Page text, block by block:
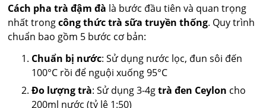
Cách pha trà đậm đà là bước đầu tiên và quan trọng
nhất trongcông thức trà sữa truyền thống. Quy trình
chuẩn bao gồm 5 bước cơ bản:
Chuẩn bị nước: Sử dụng nước lọc, đun sôi đến
100°C rồi để nguội xuống 95°C
Đo lượng trà: Sử dụng 3-4gtrà đen Ceylon cho
200ml nước (tỷ lệ 1:50)